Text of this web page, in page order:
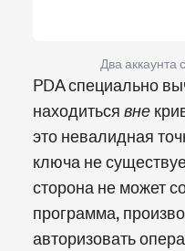
Два аккаунта
PDA специально
находиться вне
это невалидная
ключа не
сторона не может
программа,
авторизовать